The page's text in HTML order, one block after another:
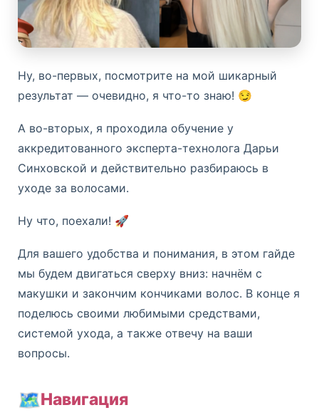
Ну, во-первых, посмотрите на мой шикарный
результат — очевидно, я что-то знаю! 😏
А во-вторых, я проходила обучение у
аккредитованного эксперта-технолога Дарьи
Синховской и действительно разбираюсь в
уходе за волосами.
Ну что, поехали! 🚀
Для вашего удобства и понимания, в этом гайде
мы будем двигаться сверху вниз: начнём с
макушки и закончим кончиками волос. В конце я
поделюсь своими любимыми средствами,
системой ухода, а также отвечу на ваши
вопросы.
🗺️Навигация